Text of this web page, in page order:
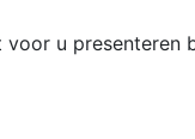
voor u